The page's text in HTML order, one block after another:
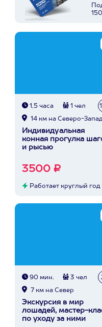
1,5 часа 1 чел
14 км на Северо-
Индивидуальная
конная прогулка
и рысью
3500 ₽
Работает круглый год
90 мин. 3 чел
7 км на Север
Экскурсия в мир
лошадей, мастер-
по уходу за ними